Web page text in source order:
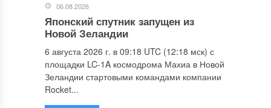
06.08.2026
Японский спутник запущен из
Новой Зеландии
6 августа 2026 г. в 09:18 UTC (12:18 мск) с
площадки LC-1A космодрома Махиа в Новой
Зеландии стартовыми командами компании
Rocket...